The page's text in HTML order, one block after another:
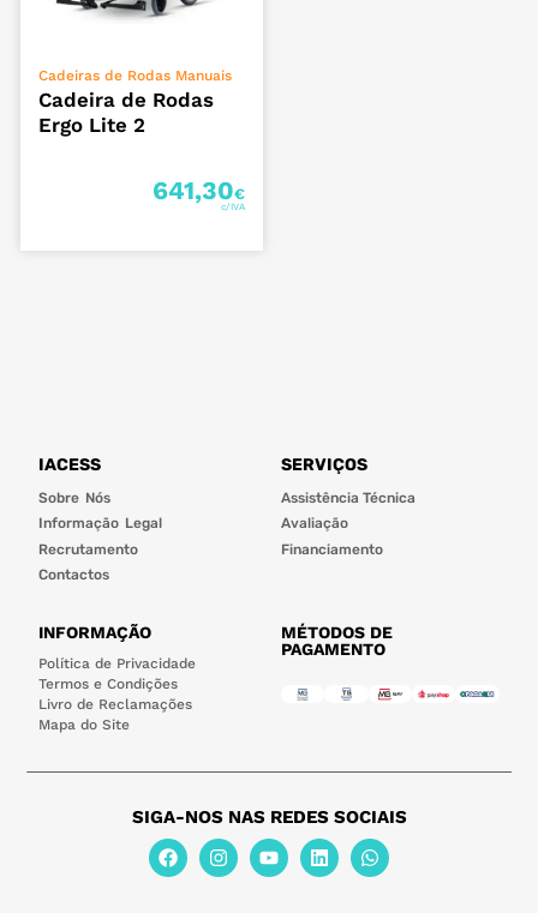
VER OPÇÕES
Cadeiras de Rodas Manuais
Cadeira de Rodas
Ergo Lite 2
641,30€
IACESS
Sobre Nós
Informação Legal
Recrutamento
Contactos
SERVIÇOS
Assistência Técnica
Avaliação
Financiamento
INFORMAÇÃO
Política de Privacidade
Termos e Condições
Livro de Reclamações
Mapa do Site
MÉTODOS DE
PAGAMENTO
SIGA-NOS NAS REDES SOCIAIS